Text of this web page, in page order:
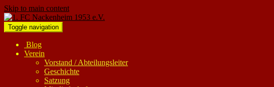
Skip to main content
Toggle navigation
Blog
Verein
Vorstand / Abteilungsleiter
Geschichte
Satzung